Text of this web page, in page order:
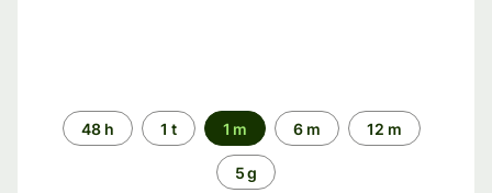
Time
period
48 h 1 t 1 m 6 m 12 m
5 g